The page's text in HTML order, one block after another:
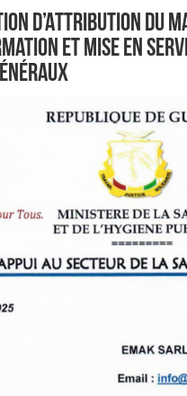
d’Attribution du
et mise en